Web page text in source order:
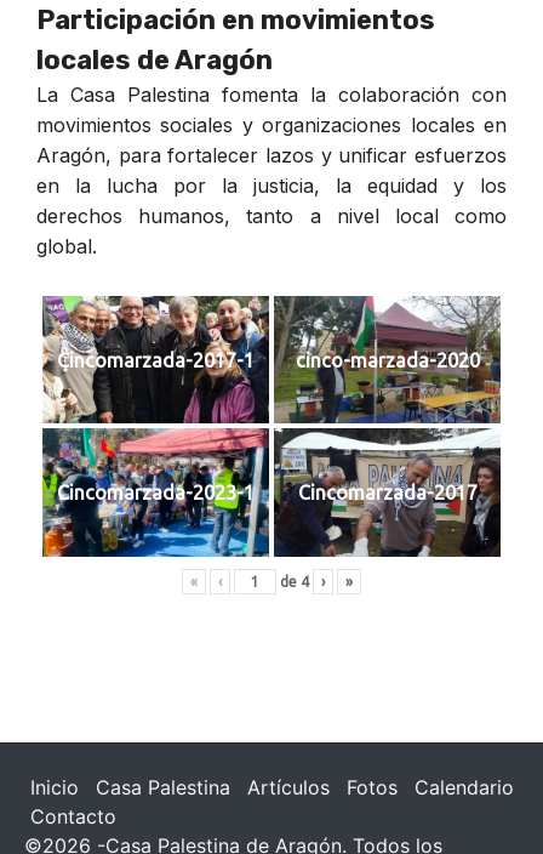
Participación en movimientos
locales de Aragón
La Casa Palestina fomenta la colaboración con
movimientos sociales y organizaciones locales en
Aragón, para fortalecer lazos y unificar esfuerzos
en la lucha por la justicia, la equidad y los
derechos humanos, tanto a nivel local como
global.
Cincomarzada-2017-1 cinco-marzada-2020
Cincomarzada-2023-1 Cincomarzada-2017
« ‹ de 4 › »
Inicio Casa Palestina Artículos Fotos
Calendario
Contacto
©2026 -Casa Palestina de Aragón. Todos los